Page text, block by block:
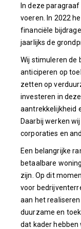
In deze
voeren. In 2022
financiële
jaarlijks de
Wij stimuleren de
anticiperen op
zetten op
investeren in
aantrekkelijkheid
Daarbij werken
corporaties en
Een belangrijke
betaalbare
zijn. Op dit
voor
aan het
duurzame en
dat kader hebben